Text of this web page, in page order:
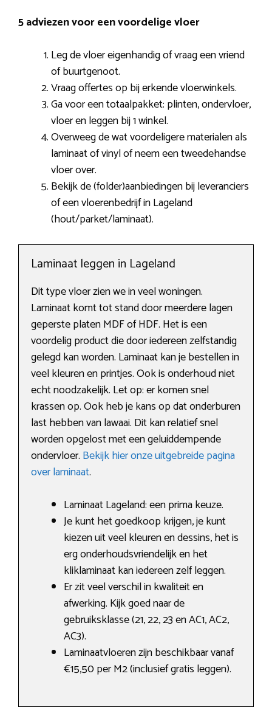
5 adviezen voor een voordelige vloer
Leg de vloer eigenhandig of vraag een vriend
of buurtgenoot.
Vraag offertes op bij erkende vloerwinkels.
Ga voor een totaalpakket: plinten, ondervloer,
vloer en leggen bij 1 winkel.
Overweeg de wat voordeligere materialen als
laminaat of vinyl of neem een tweedehandse
vloer over.
Bekijk de (folder)aanbiedingen bij leveranciers
of een vloerenbedrijf in Lageland
(hout/parket/laminaat).
Laminaat leggen in Lageland
Dit type vloer zien we in veel woningen.
Laminaat komt tot stand door meerdere lagen
geperste platen MDF of HDF. Het is een
voordelig product die door iedereen zelfstandig
gelegd kan worden. Laminaat kan je bestellen in
veel kleuren en printjes. Ook is onderhoud niet
echt noodzakelijk. Let op: er komen snel
krassen op. Ook heb je kans op dat onderburen
last hebben van lawaai. Dit kan relatief snel
worden opgelost met een geluiddempende
ondervloer. Bekijk hier onze uitgebreide pagina
over laminaat.
Laminaat Lageland: een prima keuze.
Je kunt het goedkoop krijgen, je kunt
kiezen uit veel kleuren en dessins, het is
erg onderhoudsvriendelijk en het
kliklaminaat kan iedereen zelf leggen.
Er zit veel verschil in kwaliteit en
afwerking. Kijk goed naar de
gebruiksklasse (21, 22, 23 en AC1, AC2,
AC3).
Laminaatvloeren zijn beschikbaar vanaf
€15,50 per M2 (inclusief gratis leggen).